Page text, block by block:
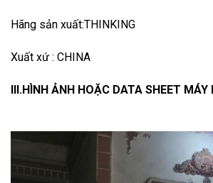
Hãng sản xuất:THINKING
Xuất xứ : CHINA
III.HÌNH ẢNH HOẶC DATA SHEET MÁY